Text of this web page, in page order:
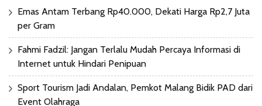
Emas Antam Terbang Rp40.000, Dekati Harga Rp2,7 Juta
per Gram
Fahmi Fadzil: Jangan Terlalu Mudah Percaya Informasi di
Internet untuk Hindari Penipuan
Sport Tourism Jadi Andalan, Pemkot Malang Bidik PAD dari
Event Olahraga